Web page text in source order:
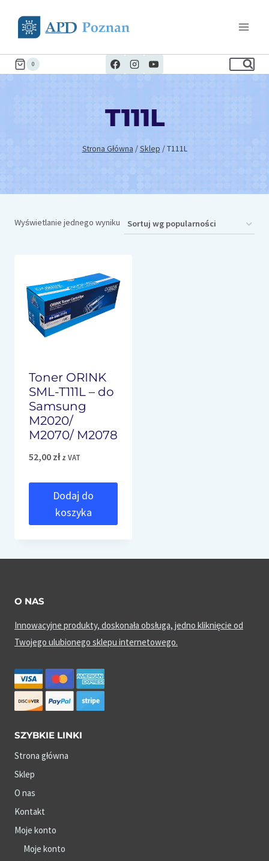
0
T111L
Strona Główna / Sklep / T111L
Wyświetlanie jednego wyniku
Toner ORINK
SML-T111L – do
Samsung
M2020/
M2070/ M2078
52,00 zł z VAT
Dodaj do
koszyka
O NAS
Innowacyjne produkty, doskonała obsługa, jedno kliknięcie od
Twojego ulubionego sklepu internetowego.
SZYBKIE LINKI
Strona główna
Sklep
O nas
Kontakt
Moje konto
Moje konto